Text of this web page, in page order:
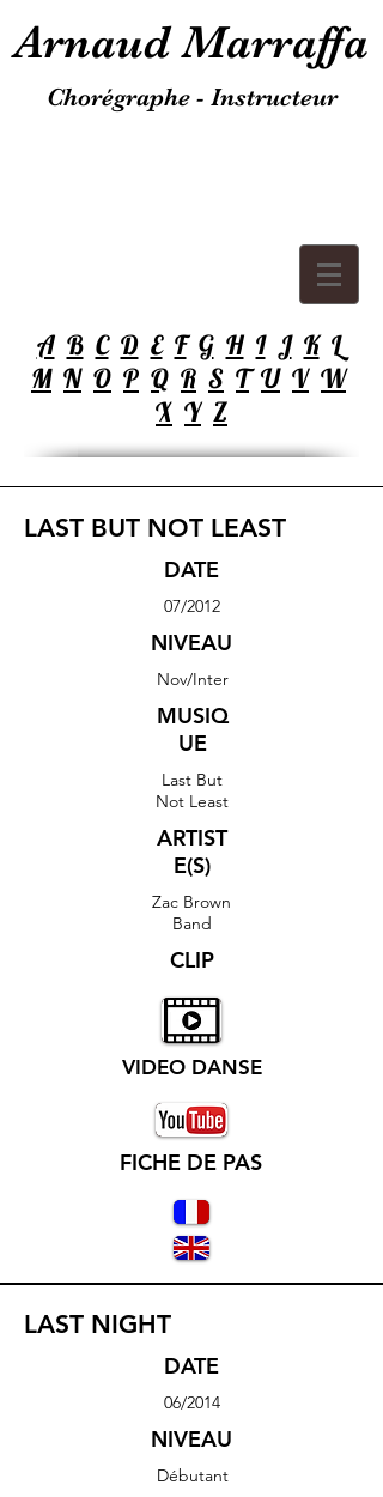
Arnaud Marraffa
Chorégraphe - Instructeur
A B C D E F G H I J KL
M N O P Q R S T U V W
X Y Z
LAST BUT NOT LEAST
DATE
07/2012
NIVEAU
Nov/Inter
MUSIQ
UE
Last But
Not Least
ARTIST
E(S)
Zac Brown
Band
CLIP
VIDEO DANSE
FICHE DE PAS
LAST NIGHT
DATE
06/2014
NIVEAU
Débutant